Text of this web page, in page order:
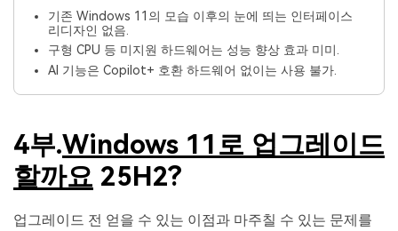
기존 Windows 11의 모습 이후의 눈에 띄는 인터페이스
리디자인 없음.
구형 CPU 등 미지원 하드웨어는 성능 향상 효과 미미.
AI 기능은 Copilot+ 호환 하드웨어 없이는 사용 불가.
4부.Windows 11로 업그레이드
할까요 25H2?
업그레이드 전 얻을 수 있는 이점과 마주칠 수 있는 문제를